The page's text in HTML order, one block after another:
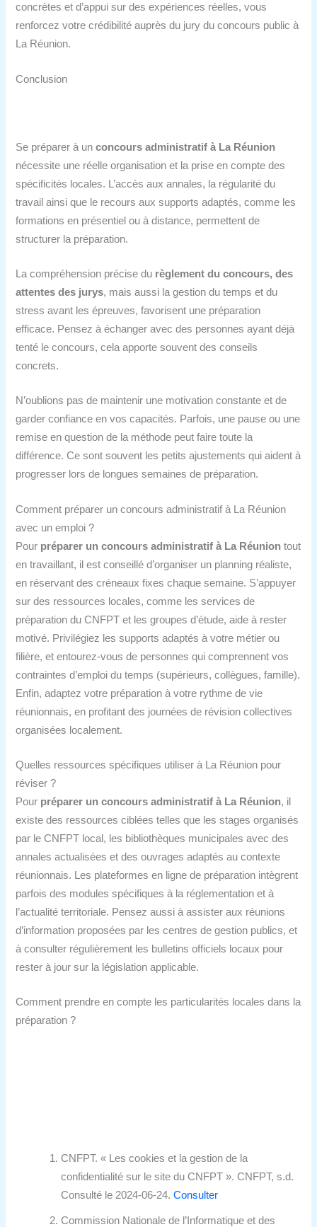
concrètes et d’appui sur des expériences réelles, vous
renforcez votre crédibilité auprès du jury du concours public à
La Réunion.
Conclusion
Se préparer à unconcours administratif à La Réunion
nécessite une réelle organisation et la prise en compte des
spécificités locales. L’accès aux annales, la régularité du
travail ainsi que le recours aux supports adaptés, comme les
formations en présentiel ou à distance, permettent de
structurer la préparation.
La compréhension précise du règlement du concours, des
attentes des jurys, mais aussi la gestion du temps et du
stress avant les épreuves, favorisent une préparation
efficace. Pensez à échanger avec des personnes ayant déjà
tenté le concours, cela apporte souvent des conseils
concrets.
N’oublions pas de maintenir une motivation constante et de
garder confiance en vos capacités. Parfois, une pause ou une
remise en question de la méthode peut faire toute la
différence. Ce sont souvent les petits ajustements qui aident à
progresser lors de longues semaines de préparation.
Comment préparer un concours administratif à La Réunion
avec un emploi ?
Pour préparer un concours administratif à La Réunion tout
en travaillant, il est conseillé d’organiser un planning réaliste,
en réservant des créneaux fixes chaque semaine. S’appuyer
sur des ressources locales, comme les services de
préparation du CNFPT et les groupes d’étude, aide à rester
motivé. Privilégiez les supports adaptés à votre métier ou
filière, et entourez-vous de personnes qui comprennent vos
contraintes d’emploi du temps (supérieurs, collègues, famille).
Enfin, adaptez votre préparation à votre rythme de vie
réunionnais, en profitant des journées de révision collectives
organisées localement.
Quelles ressources spécifiques utiliser à La Réunion pour
réviser ?
Pour préparer un concours administratif à La Réunion, il
existe des ressources ciblées telles que les stages organisés
par le CNFPT local, les bibliothèques municipales avec des
annales actualisées et des ouvrages adaptés au contexte
réunionnais. Les plateformes en ligne de préparation intègrent
parfois des modules spécifiques à la réglementation et à
l’actualité territoriale. Pensez aussi à assister aux réunions
d’information proposées par les centres de gestion publics, et
à consulter régulièrement les bulletins officiels locaux pour
rester à jour sur la législation applicable.
Comment prendre en compte les particularités locales dans la
préparation ?
CNFPT. « Les cookies et la gestion de la
confidentialité sur le site du CNFPT ». CNFPT, s.d.
Consulté le 2024-06-24.Consulter
Commission Nationale de l’Informatique et des